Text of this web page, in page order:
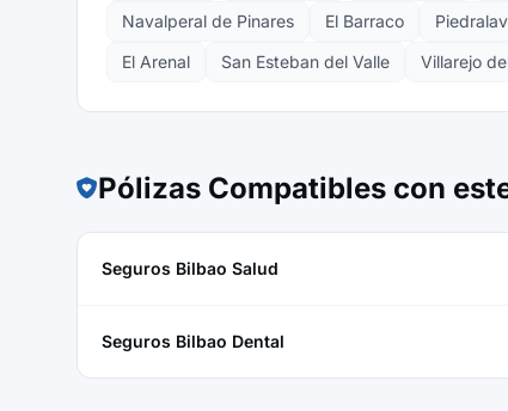
Navalperal de Pinares
El Barraco
El Arenal
San Esteban del Valle Villarejo
Pólizas Compatibles con
Seguros Bilbao Salud
Seguros Bilbao Dental